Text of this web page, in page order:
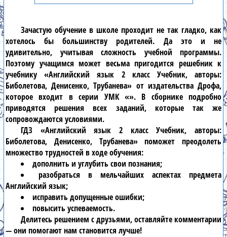
Зачастую обучение в школе проходит не так гладко, как
хотелось бы большинству родителей. Да это и не
удивительно, учитывая сложность учебной программы.
Поэтому учащимся может весьма пригодится решебник к
учебнику «Английский язык 2 класс Учебник, авторы:
Биболетова, Денисенко, Трубанева» от издательства Дрофа,
которое входит в серии УМК «». В сборнике подробно
приводятся решения всех заданий, которые так же
сопровождаются условиями.
ГДЗ «Английский язык 2 класс Учебник, авторы:
Биболетова, Денисенко, Трубанева» поможет преодолеть
множество трудностей в ходе обучения:
дополнить и углубить свои познания;
разобраться в мельчайших аспектах предмета
Английский язык;
исправить допущенные ошибки;
повысить успеваемость.
Делитесь решением с друзьями, оставляйте комментарии
— они помогают нам становится лучше!